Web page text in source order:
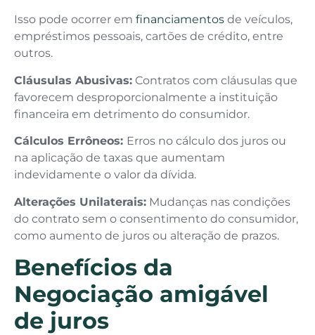
Isso pode ocorrer em financiamentos de veículos,
empréstimos pessoais, cartões de crédito, entre
outros.
Cláusulas Abusivas: Contratos com cláusulas que
favorecem desproporcionalmente a instituição
financeira em detrimento do consumidor.
Cálculos Errôneos: Erros no cálculo dos juros ou
na aplicação de taxas que aumentam
indevidamente o valor da dívida.
Alterações Unilaterais: Mudanças nas condições
do contrato sem o consentimento do consumidor,
como aumento de juros ou alteração de prazos.
Benefícios da
Negociação amigável
de juros